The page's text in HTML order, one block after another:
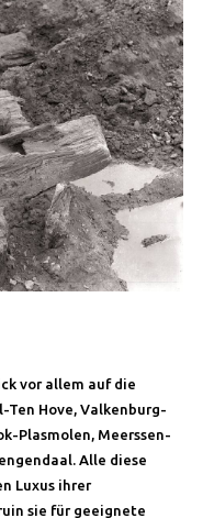
vor allem auf die
Ten Hove, Valkenburg-
Plasmolen, Meerssen-
Alle diese
Luxus ihrer
sie für geeignete